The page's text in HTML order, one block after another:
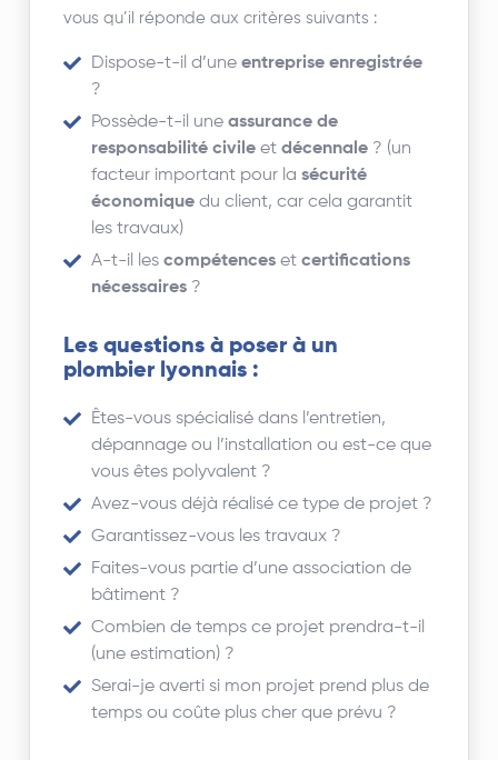
vous qu’il réponde aux critères suivants :
Dispose-t-il d’uneentreprise enregistrée
?
Possède-t-il uneassurance de
responsabilité civile etdécennale ? (un
facteur important pour lasécurité
économique du client, car cela garantit
les travaux)
A-t-il lescompétences etcertifications
nécessaires ?
Les questions à poser à un
plombier lyonnais :
Êtes-vous spécialisé dans l’entretien,
dépannage ou l’installation ou est-ce que
vous êtes polyvalent ?
Avez-vous déjà réalisé ce type de projet ?
Garantissez-vous les travaux ?
Faites-vous partie d’une association de
bâtiment ?
Combien de temps ce projet prendra-t-il
(une estimation) ?
Serai-je averti si mon projet prend plus de
temps ou coûte plus cher que prévu ?